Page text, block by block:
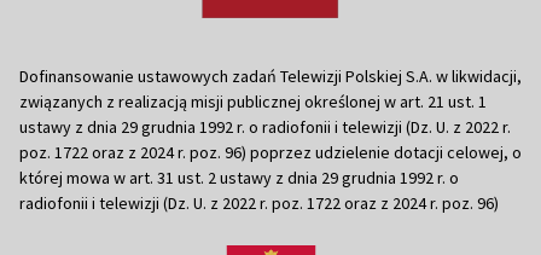
Dofinansowanie ustawowych zadań Telewizji Polskiej S.A. w likwidacji,
związanych z realizacją misji publicznej określonej w art. 21 ust. 1
ustawy z dnia 29 grudnia 1992 r. o radiofonii i telewizji (Dz. U. z 2022 r.
poz. 1722 oraz z 2024 r. poz. 96) poprzez udzielenie dotacji celowej, o
której mowa w art. 31 ust. 2 ustawy z dnia 29 grudnia 1992 r. o
radiofonii i telewizji (Dz. U. z 2022 r. poz. 1722 oraz z 2024 r. poz. 96)